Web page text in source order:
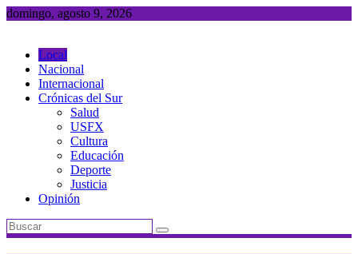
Saltar
domingo, agosto 9, 2026
Local
Nacional
Internacional
Crónicas del Sur
Salud
USFX
Cultura
Educación
Deporte
Justicia
Opinión